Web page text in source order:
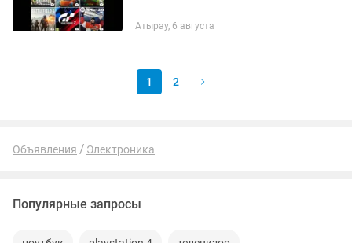
Атырау, 6 августа
1 2
Объявления Электроника
Популярные запросы